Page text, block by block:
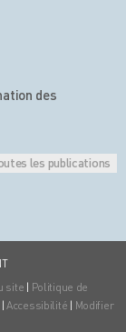
des
les publications
site | Politique de
| Accessibilité | Modifier